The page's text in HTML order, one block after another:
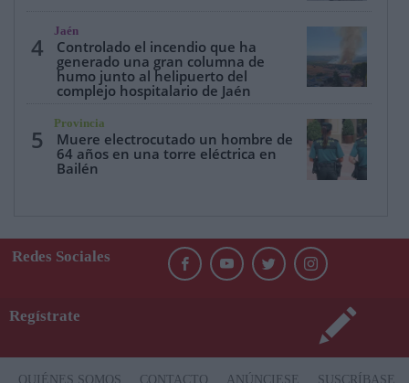
4
Jaén
Controlado el incendio que ha
generado una gran columna de
humo junto al helipuerto del
complejo hospitalario de Jaén
5
Provincia
Muere electrocutado un hombre de
64 años en una torre eléctrica en
Bailén
Redes Sociales
Regístrate
QUIÉNES SOMOS CONTACTO ANÚNCIESE SUSCRÍBASE